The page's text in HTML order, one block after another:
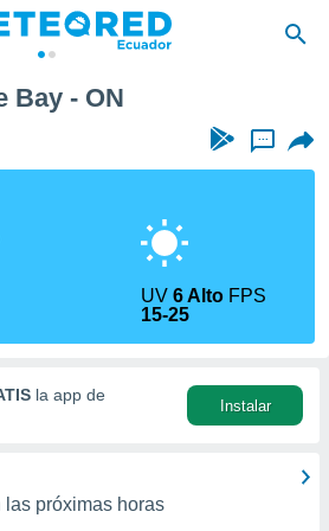
Bay - ON
...
UV6 Alto FPS
15-25
la app de
Instalar
próximas horas